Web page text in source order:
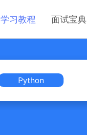
学习教程 面试宝典
Python